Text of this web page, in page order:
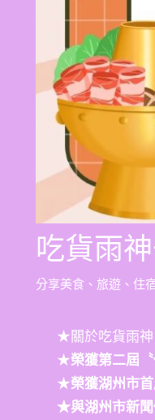
吃貨雨
分享美食、旅遊、住
★關於吃貨雨
★榮獲第二屆
★榮獲湖州市
★與湖州市新聞